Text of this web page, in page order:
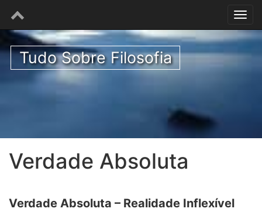
Tudo Sobre Filosofia
Verdade Absoluta
Verdade Absoluta – Realidade Inflexível